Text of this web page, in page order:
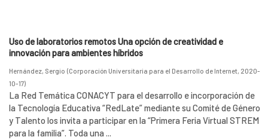
Uso de laboratorios remotos Una opción de creatividad e
innovación para ambientes híbridos
Hernández, Sergio (Corporación Universitaria para el Desarrollo de Internet, 2020-
10-17)
La Red Temática CONACYT para el desarrollo e incorporación de
la Tecnología Educativa “RedLate” mediante su Comité de Género
y Talento los invita a participar en la “Primera Feria Virtual STREM
para la familia”. Toda una ...